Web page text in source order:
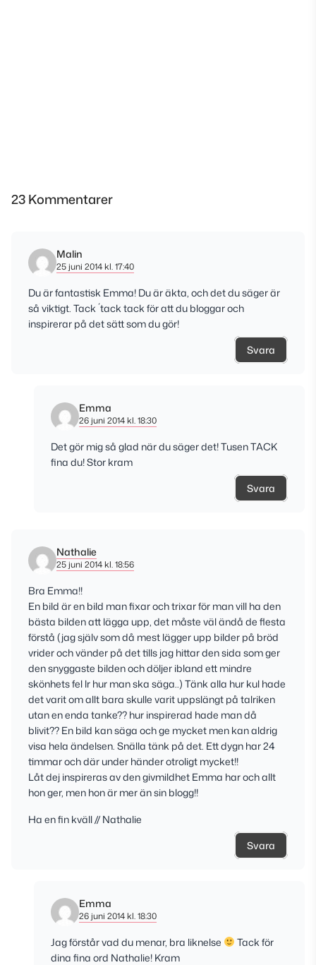
23 Kommentarer
Malin
25 juni 2014 kl. 17:40
Du är fantastisk Emma! Du är äkta, och det du säger är
så viktigt. Tack ´tack tack för att du bloggar och
inspirerar på det sätt som du gör!
Svara
Emma
26 juni 2014 kl. 18:30
Det gör mig så glad när du säger det! Tusen TACK
fina du! Stor kram
Svara
Nathalie
25 juni 2014 kl. 18:56
Bra Emma!!
En bild är en bild man fixar och trixar för man vill ha den
bästa bilden att lägga upp, det måste väl ändå de flesta
förstå (jag själv som då mest lägger upp bilder på bröd
vrider och vänder på det tills jag hittar den sida som ger
den snyggaste bilden och döljer ibland ett mindre
skönhets fel lr hur man ska säga..) Tänk alla hur kul hade
det varit om allt bara skulle varit uppslängt på talriken
utan en enda tanke?? hur inspirerad hade man då
blivit?? En bild kan säga och ge mycket men kan aldrig
visa hela ändelsen. Snälla tänk på det. Ett dygn har 24
timmar och där under händer otroligt mycket!!
Låt dej inspireras av den givmildhet Emma har och allt
hon ger, men hon är mer än sin blogg!!
Ha en fin kväll // Nathalie
Svara
Emma
26 juni 2014 kl. 18:30
Jag förstår vad du menar, bra liknelse
Tack för
dina fina ord Nathalie! Kram